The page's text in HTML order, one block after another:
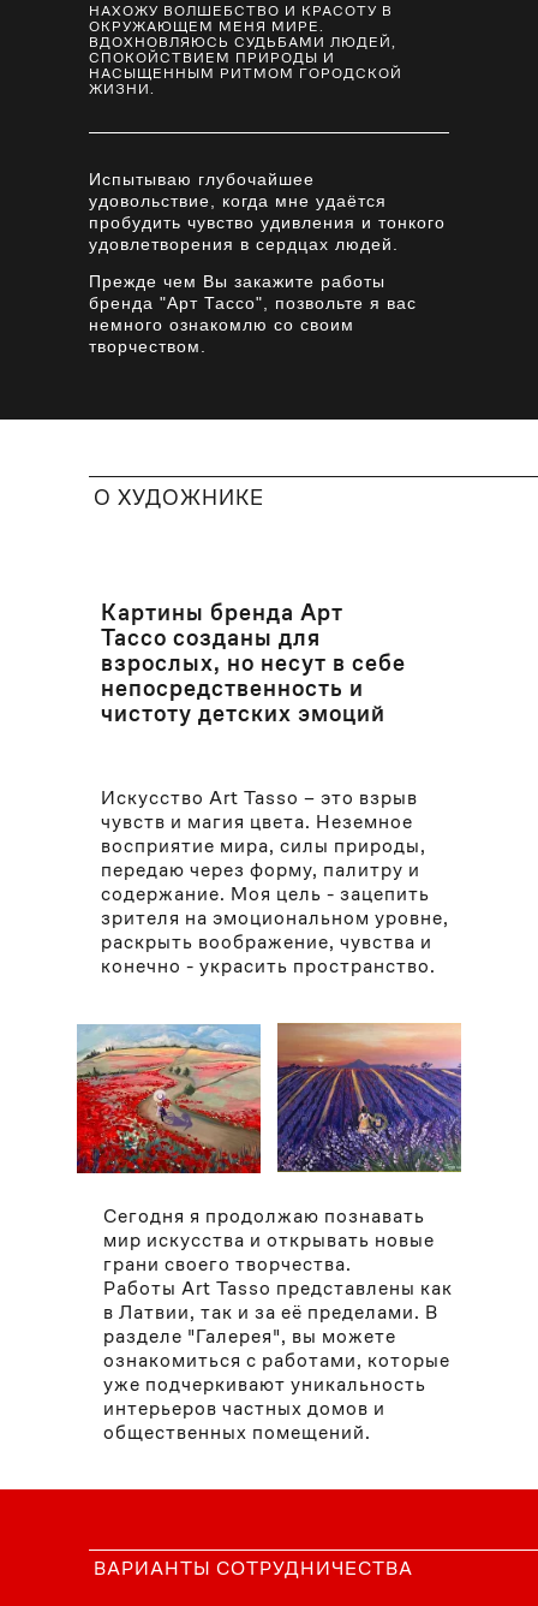
НАХОЖУ ВОЛШЕБСТВО И КРАСОТУ В
ОКРУЖАЮЩЕМ МЕНЯ МИРЕ.
ВДОХНОВЛЯЮСЬ СУДЬБАМИ ЛЮДЕЙ,
СПОКОЙСТВИЕМ ПРИРОДЫ И
НАСЫЩЕННЫМ РИТМОМ ГОРОДСКОЙ
ЖИЗНИ.
Испытываю глубочайшее
удовольствие, когда мне удаётся
пробудить чувство удивления и тонкого
удовлетворения в сердцах людей.
Прежде чем Вы закажите работы
бренда "Арт Тассо", позвольте я вас
немного ознакомлю со своим
творчеством.
О ХУДОЖНИКЕ
Картины бренда Арт
Тассо созданы для
взрослых, но несут в себе
непосредственность и
чистоту детских эмоций
Искусство Art Tasso – это взрыв
чувств и магия цвета. Неземное
восприятие мира, силы природы,
передаю через форму, палитру и
содержание. Моя цель - зацепить
зрителя на эмоциональном уровне,
раскрыть воображение, чувства и
конечно - украсить пространство.
Сегодня я продолжаю познавать
мир искусства и открывать новые
грани своего творчества.
Работы Art Tasso представлены как
в Латвии, так и за её пределами. В
разделе "Галерея", вы можете
ознакомиться с работами, которые
уже подчеркивают уникальность
интерьеров частных домов и
общественных помещений.
ВАРИАНТЫ СОТРУДНИЧЕСТВА